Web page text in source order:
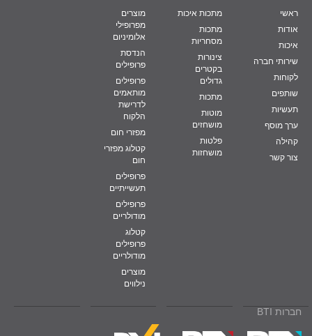
ראשי
אודות
איכות
שירותי חברה
לקוחות
שותפים
תעשיות
ערך מוסף
קהילה
צור קשר
מתכות איכות
מתכות
מסחריות
צינורות
בקטרים
גדולים
מתכות
מוטות
מושחזים
פלטות
מושחזות
מוצרים
מפרופילי
אלומיניום
הנדסת
פרופילים
פרופילים
מותאמים
לדרישת
הלקוח
מפזרי חום
קטלוג מפזרי
חום
פרופילים
תעשייתיים
פרופילים
מודולריים
קטלוג
פרופילים
מודולריים
מוצרים
נילווים
חברות BTI